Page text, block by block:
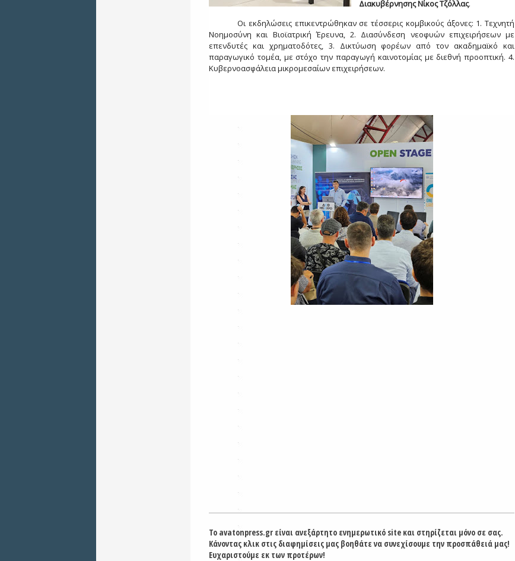
Διακυβέρνησης Νίκος Τζόλλας.
Οι εκδηλώσεις επικεντρώθηκαν σε τέσσερις κομβικούς άξονες: 1. Τεχνητή
Νοημοσύνη και Βιοϊατρική Έρευνα, 2. Διασύνδεση νεοφυών επιχειρήσεων με
επενδυτές και χρηματοδότες, 3. Δικτύωση φορέων από τον ακαδημαϊκό και
παραγωγικό τομέα, με στόχο την παραγωγή καινοτομίας με διεθνή προοπτική. 4.
Κυβερνοασφάλεια μικρομεσαίων επιχειρήσεων.
Το avatonpress.gr είναι ανεξάρτητο ενημερωτικό site και στηρίζεται μόνο σε σας.
Κάνοντας κλικ στις διαφημίσεις μας βοηθάτε να συνεχίσουμε την προσπάθειά μας!
Ευχαριστούμε εκ των προτέρων!